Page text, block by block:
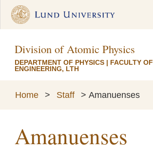
Division of Atomic Physics
DEPARTMENT OF PHYSICS | FACULTY OF
ENGINEERING, LTH
Home > Staff > Amanuenses
Amanuenses